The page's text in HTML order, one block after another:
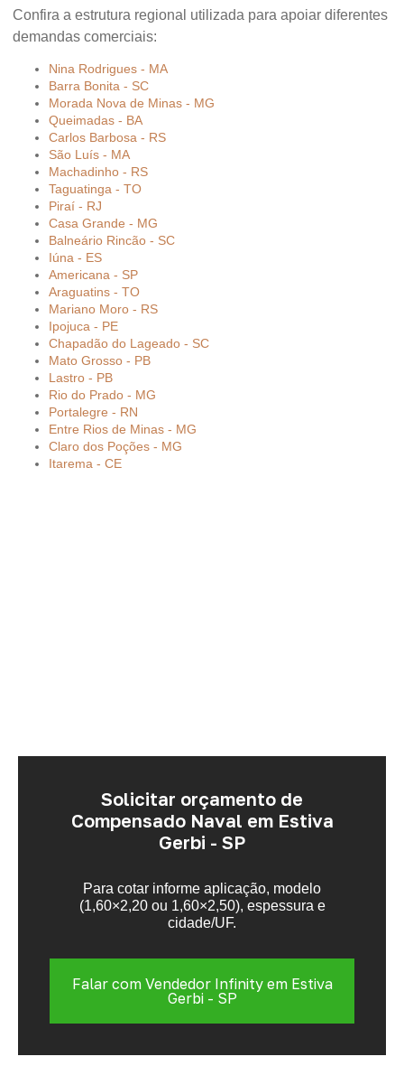
Confira a estrutura regional utilizada para apoiar diferentes
demandas comerciais:
Nina Rodrigues - MA
Barra Bonita - SC
Morada Nova de Minas - MG
Queimadas - BA
Carlos Barbosa - RS
São Luís - MA
Machadinho - RS
Taguatinga - TO
Piraí - RJ
Casa Grande - MG
Balneário Rincão - SC
Iúna - ES
Americana - SP
Araguatins - TO
Mariano Moro - RS
Ipojuca - PE
Chapadão do Lageado - SC
Mato Grosso - PB
Lastro - PB
Rio do Prado - MG
Portalegre - RN
Entre Rios de Minas - MG
Claro dos Poções - MG
Itarema - CE
Solicitar orçamento de
Compensado Naval em Estiva
Gerbi - SP
Para cotar informe aplicação, modelo
(1,60×2,20 ou 1,60×2,50), espessura e
cidade/UF.
Falar com Vendedor Infinity em Estiva
Gerbi - SP